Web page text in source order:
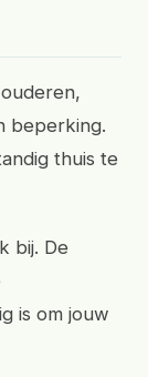
beperking.
thuis te
bij. De
is om jouw